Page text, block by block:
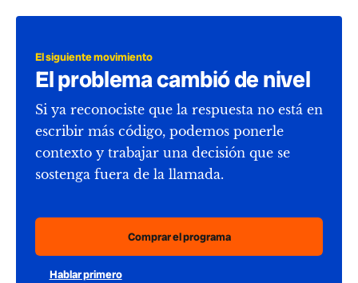
El siguiente movimiento
El problema cambió de nivel
Si ya reconociste que la respuesta no está en
escribir más código, podemos ponerle
contexto y trabajar una decisión que se
sostenga fuera de la llamada.
Comprar el programa
Hablar primero